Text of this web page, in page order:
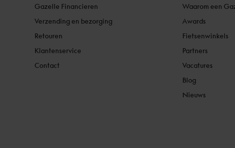
Gazelle Financieren
Verzending en bezorging
Retouren
Klantenservice
Contact
Waarom een
Awards
Fietsenwinkels
Partners
Vacatures
Blog
Nieuws